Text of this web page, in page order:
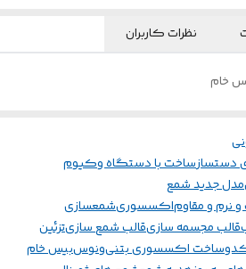
نظرات کاربران
خام
دستسازساخت با دستگاه وکیوم
مدل جدید شمع
نرم و مقاوماکسسوریشمعسازی
قالب مجسمه سازیقالب شمع سازیتزئین
ساخت اکسسوری بتنیونوسبیس خام